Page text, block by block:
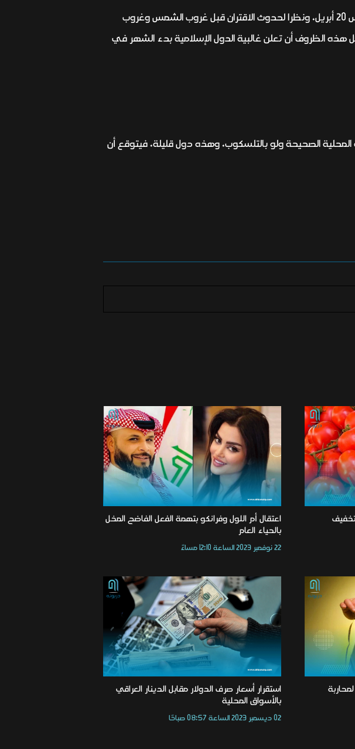
وأضاف أن هناك إمكانية لرؤية الهلال بالتلسكوب من أجزاء من العالم الإسلامي الخميس 20 أبريل، ونظرا لحدوث الاقتران قبل غروب الشمس وغروب
الظروف أن تعلن غالبية الدول الإسلامية بدء الشهر في
المحلية الصحيحة ولو بالتلسكوب، وهذه دول قليلة، فيتوقع أن
اعتقال أم اللول وفرانكو بتهمة الفعل الفاضح المخل
بالحياء العام
22 نوفمبر 2023 الساعة 12:10 مساءً
استقرار أسعار صرف الدولار مقابل الدينار العراقي
بالأسواق المحلية
02 ديسمبر 2023 الساعة 08:57 صباحًا